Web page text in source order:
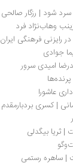
شود | رزگار صالحی
وهاب‌نژاد فرد
رایزنی فرهنگی ایران
جوادی
امیدی سرور
عاشورا
| کسری بردبارمقدم
ثریا بیگدلی
ساهره رستمی